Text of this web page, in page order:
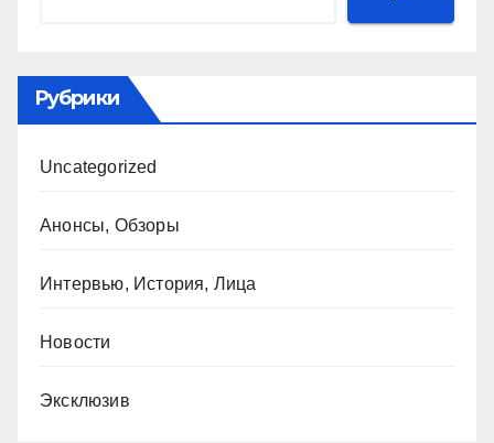
Рубрики
Uncategorized
Анонсы, Обзоры
Интервью, История, Лица
Новости
Эксклюзив